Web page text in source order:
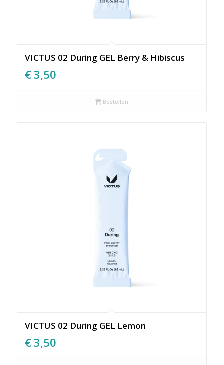
VICTUS 02 During GEL Berry & Hibiscus
€3,50
Bestellen
VICTUS 02 During GEL Lemon
€3,50